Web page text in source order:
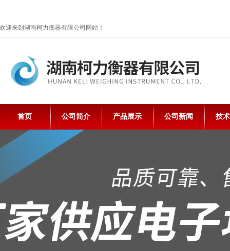
欢迎来到湖南柯力衡器有限公司网站！
首页 公司简介 产品展示 公司新闻 技